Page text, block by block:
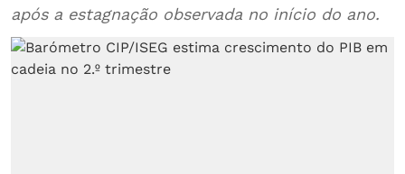
após a estagnação observada no início do ano.